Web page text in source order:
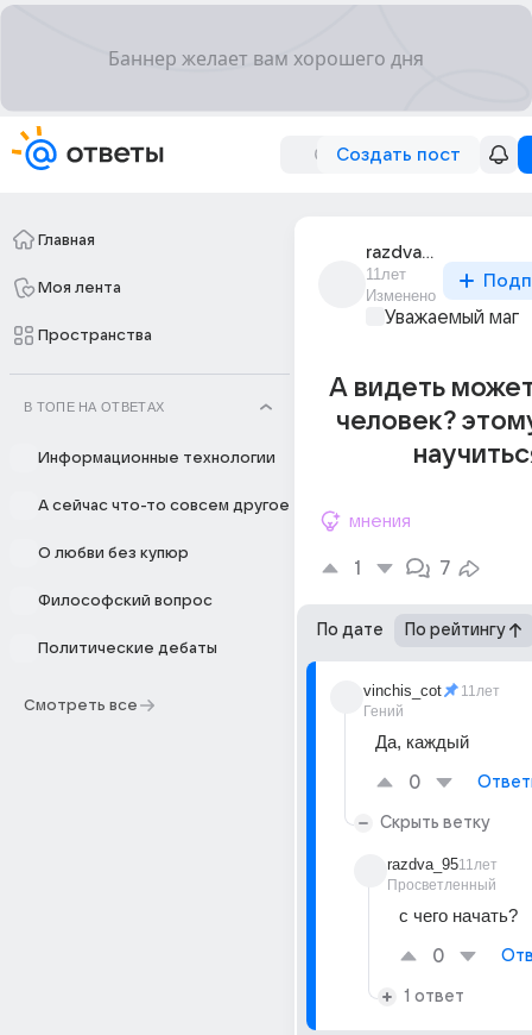
Создать пост
Главная
Моя лента
Пространства
В ТОПЕ НА ОТВЕТАХ
Информационные технологии
А сейчас что-то совсем другое
О любви без купюр
Философский вопрос
Политические дебаты
Смотреть все
razdva_95
11лет
Изменено
Уважаемый маг
А видеть
человек?
мнения
1 7
По дате По рейтингу
vinchis_cot
Гений
11лет
Да, каждый
0
Скрыть ветку
razdva_95
Просветленный
11лет
с чего начать?
0
1 ответ